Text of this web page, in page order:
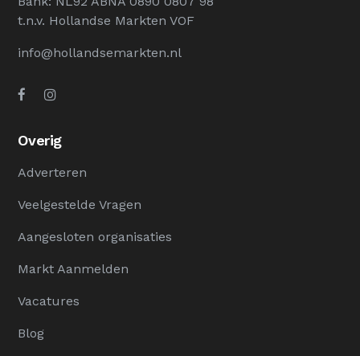
t.n.v. Hollandse Markten VOF
info@hollandsemarkten.nl
Overig
Adverteren
Veelgestelde Vragen
Aangesloten organisaties
Markt Aanmelden
Vacatures
Blog